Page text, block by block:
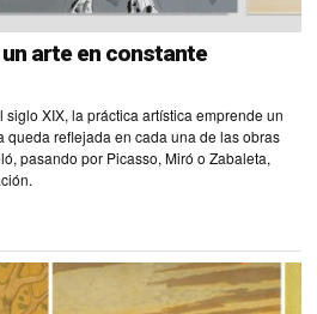
un arte en constante
XIX, la práctica artística emprende un
queda reflejada en cada una de las obras
pasando por Picasso, Miró o Zabaleta,